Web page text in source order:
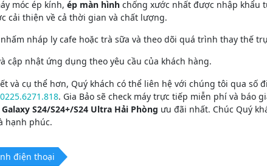
móc ép kính, ép màn hình chống xước nhất được nhập khẩu
cải thiện về cả thời gian và chất lượng.
nháp ly cafe hoặc trà sữa và theo dõi quá trình thay thế
cập nhật ứng dụng theo yêu cầu của khách hàng.
và cụ thể hơn, Quý khách có thể liên hệ với chúng tôi qua số
0225.6271.818. Gia Bảo sẽ check máy trực tiếp miễn phí và báo
S24/S24+/S24 Ultra Hải Phòng ưu đãi nhất. Chúc Quý
hạnh phúc.
điện thoại